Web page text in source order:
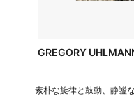
GREGORY
素朴な旋律と鼓動、静謐